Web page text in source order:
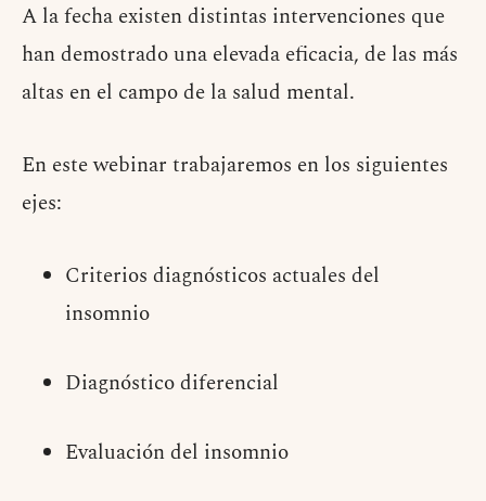
A la fecha existen distintas intervenciones que
han demostrado una elevada eficacia, de las más
altas en el campo de la salud mental.
En este webinar trabajaremos en los siguientes
ejes:
Criterios diagnósticos actuales del
insomnio
Diagnóstico diferencial
Evaluación del insomnio